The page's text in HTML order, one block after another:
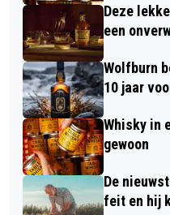
Deze
een
Wolfburn
10 jaar
Whisky in
gewoon
De
feit en hij